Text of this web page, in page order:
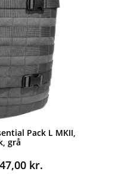
Pack L MKII,
grå
kr.Den